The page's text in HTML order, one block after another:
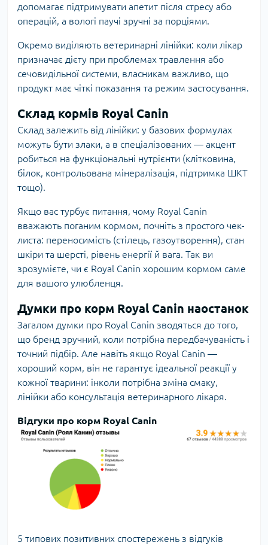
допомагає підтримувати апетит після стресу або
операцій, а вологі паучі зручні за порціями.
Окремо виділяють ветеринарні лінійки: коли лікар
призначає дієту при проблемах травлення або
сечовидільної системи, власникам важливо, що
продукт має чіткі показання та режим застосування.
Склад кормів Royal Canin
Склад залежить від лінійки: у базових формулах
можуть бути злаки, а в спеціалізованих — акцент
робиться на функціональні нутрієнти (клітковина,
білок, контрольована мінералізація, підтримка ШКТ
тощо).
Якщо вас турбує питання, чому Royal Canin
вважають поганим кормом, почніть з простого чек-
листа: переносимість (стілець, газоутворення), стан
шкіри та шерсті, рівень енергії й вага. Так ви
зрозумієте, чи є Royal Canin хорошим кормом саме
для вашого улюбленця.
Думки про корм Royal Canin наостанок
Загалом думки про Royal Canin зводяться до того,
що бренд зручний, коли потрібна передбачуваність і
точний підбір. Але навіть якщо Royal Canin —
хороший корм, він не гарантує ідеальної реакції у
кожної тварини: інколи потрібна зміна смаку,
лінійки або консультація ветеринарного лікаря.
Відгуки про корм Royal Canin
5 типових позитивних спостережень з відгуків